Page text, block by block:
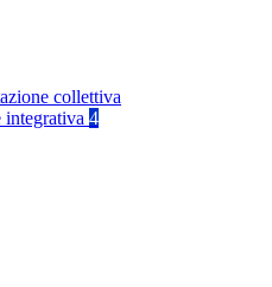
collettiva
integrativa 4